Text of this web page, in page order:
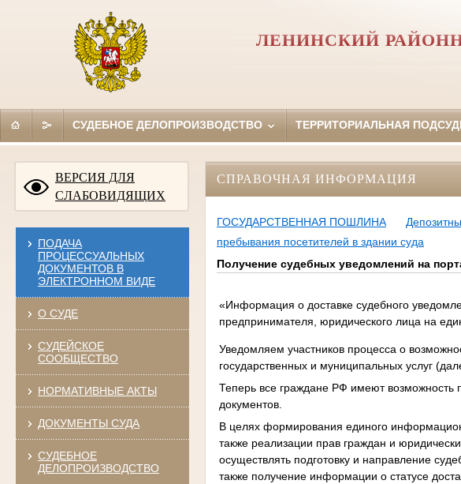
ЛЕНИНСКИЙ
СУДЕБНОЕ ДЕЛОПРОИЗВОДСТВО ТЕРРИТОРИАЛЬНАЯ
ВЕРСИЯ ДЛЯ
СЛАБОВИДЯЩИХ
ПОДАЧА
ПРОЦЕССУАЛЬНЫХ
ДОКУМЕНТОВ В
ЭЛЕКТРОННОМ ВИДЕ
О СУДЕ
СУДЕЙСКОЕ
СООБЩЕСТВО
НОРМАТИВНЫЕ АКТЫ
ДОКУМЕНТЫ СУДА
СУДЕБНОЕ
ДЕЛОПРОИЗВОДСТВО
СПРАВОЧНАЯ ИНФОРМАЦИЯ
ГОСУДАРСТВЕННАЯ ПОШЛИНА
пребывания посетителей в здании суда
Получение судебных уведомлений на
«Информация о доставке судебного
предпринимателя, юридического лица на
Уведомляем участников процесса о
государственных и муниципальных услуг
Теперь все граждане РФ имеют возможность
документов.
В целях формирования единого
также реализации прав граждан и
осуществлять подготовку и направление
также получение информации о статусе